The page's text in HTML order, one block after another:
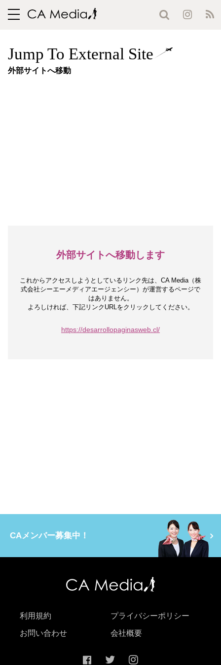
toggle
Jump To External Site
外部サイトへ移動
外部サイトへ移動します
これからアクセスしようとしているリンク先は、 CA Media（株
式会社シーエーメディアエージェンシー）が運営するページで
はありません。
よろしければ、下記リンクURLをクリックしてください。
https://desarrollopaginasweb.cl/
CAメンバー募集中！
利用規約 プライバシーポリシー
お問い合わせ 会社概要